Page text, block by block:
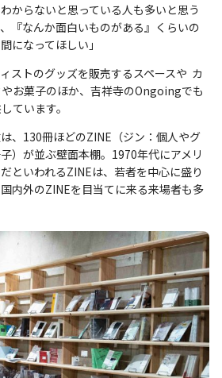
からないと思っている人も多いと思う
『なんか面白いものがある』くらいの
になってほしい」
ストのグッズを販売するスペースや カ
お菓子のほか、吉祥寺のOngoingでも
ています。
、130冊ほどのZINE（ジン：個人やグ
）が並ぶ壁面本棚。1970年代にアメリ
といわれるZINEは、若者を中心に盛り
内外のZINEを目当てに来る来場者も多